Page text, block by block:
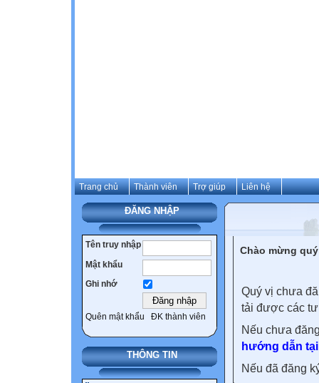
Trang chủ Thành viên Trợ giúp Liên hệ
ĐĂNG NHẬP
Tên truy nhập
Mật khẩu
Ghi nhớ
Quên mật khẩu ĐK thành viên
THÔNG TIN
Chào mừng
Quý vị chưa
tải được các
Nếu chưa
hướng dẫn
Nếu đã đăng